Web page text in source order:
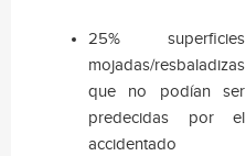
25% superficies
mojadas/resbaladizas
que no podían ser
predecidas por el
accidentado